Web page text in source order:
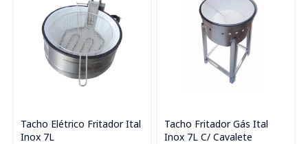
Tacho Elétrico Fritador Ital
Inox 7L
Tacho Fritador Gás Ital
Inox 7L C/ Cavalete